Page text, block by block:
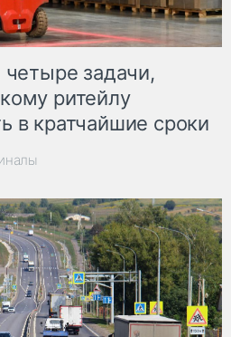
задачи,
ритейлу
в кратчайшие сроки